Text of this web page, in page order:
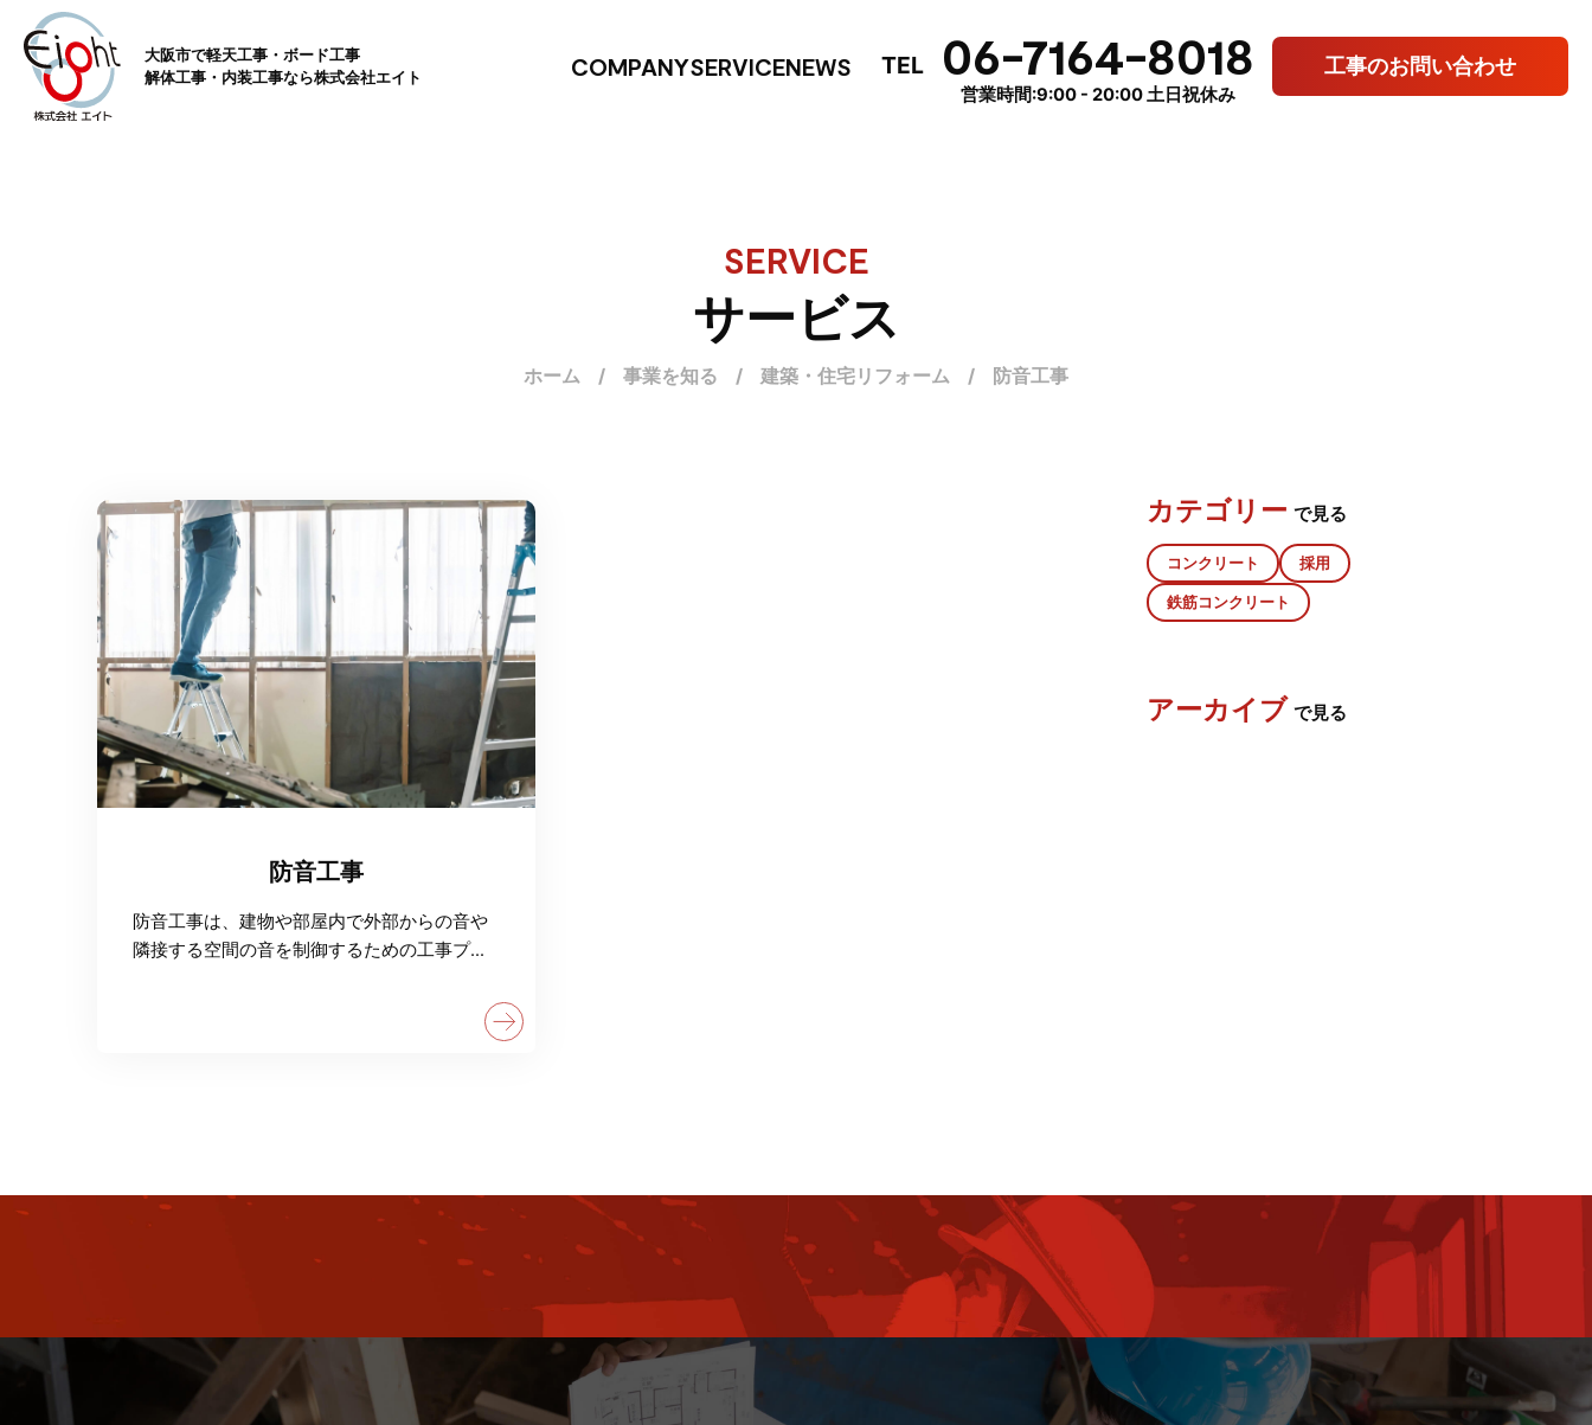
大阪市で軽天工事・ボード工事
解体工事・内装工事なら株式会社エイト
COMPANYSERVICENEWS TEL 06-7164-8018
営業時間:9:00 - 20:00 土日祝休み
工事のお問い合わせ
SERVICE
サービス
ホーム / 事業を知る / 建築・住宅リフォーム / 防音工事
防音工事
防音工事は、建物や部屋内で外部からの音や
隣接する空間の音を制御するための工事プロ
す。適切な防音工事により、住環境や商業施
カテゴリーで見る
コンクリート 採用
鉄筋コンクリート
アーカイブで見る